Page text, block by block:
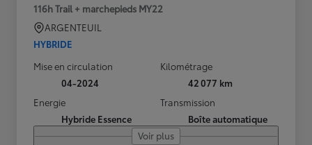
116h Trail + marchepieds MY22
ARGENTEUIL
HYBRIDE
Mise en circulation
04-2024
Kilométrage
42 077 km
Energie
Hybride Essence
Transmission
Boîte automatique
Voir plus